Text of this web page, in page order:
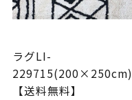
ラグLI-
229715(200×250cm)
【送料無料】